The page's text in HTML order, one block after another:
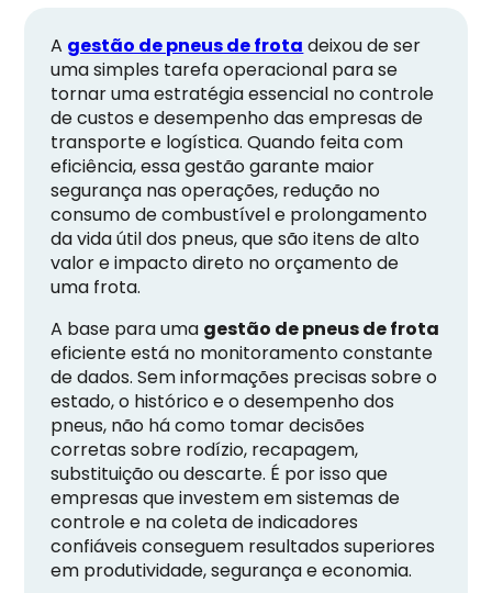
A gestão de pneus de frota deixou de ser
uma simples tarefa operacional para se
tornar uma estratégia essencial no controle
de custos e desempenho das empresas de
transporte e logística. Quando feita com
eficiência, essa gestão garante maior
segurança nas operações, redução no
consumo de combustível e prolongamento
da vida útil dos pneus, que são itens de alto
valor e impacto direto no orçamento de
uma frota.
A base para uma gestão de pneus de frota
eficiente está no monitoramento constante
de dados. Sem informações precisas sobre o
estado, o histórico e o desempenho dos
pneus, não há como tomar decisões
corretas sobre rodízio, recapagem,
substituição ou descarte. É por isso que
empresas que investem em sistemas de
controle e na coleta de indicadores
confiáveis conseguem resultados superiores
em produtividade, segurança e economia.